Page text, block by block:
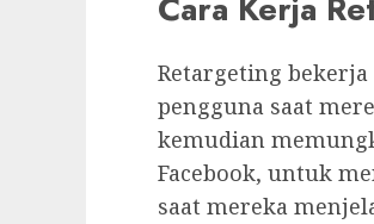
Retargeting
pengguna saat
kemudian
Facebook, untuk
saat mereka